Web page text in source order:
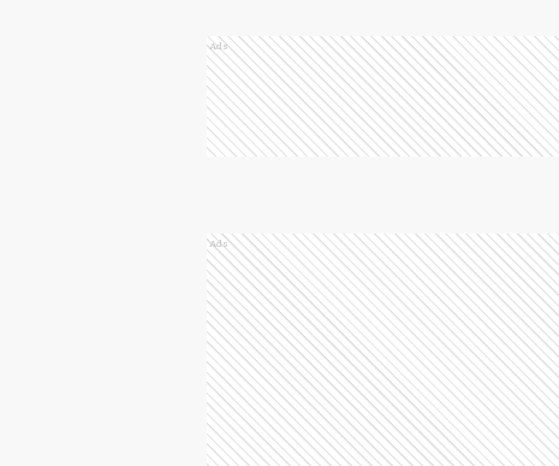
Ads
Ads